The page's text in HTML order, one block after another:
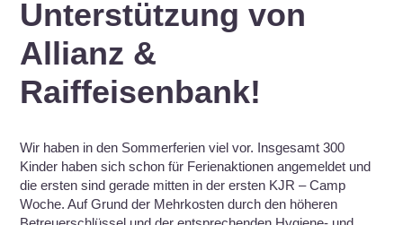
Unterstützung von
Allianz &
Raiffeisenbank!
Wir haben in den Sommerferien viel vor. Insgesamt 300
Kinder haben sich schon für Ferienaktionen angemeldet und
die ersten sind gerade mitten in der ersten KJR – Camp
Woche. Auf Grund der Mehrkosten durch den höheren